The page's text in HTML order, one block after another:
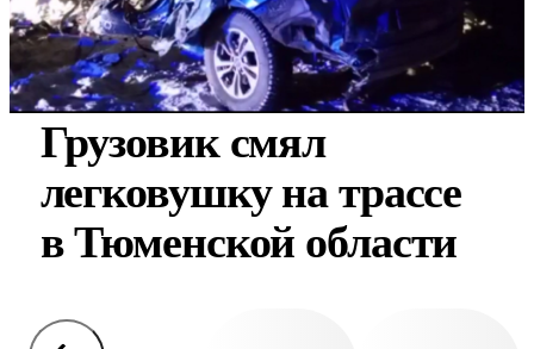
Грузовик смял
легковушку на трассе
в Тюменской области